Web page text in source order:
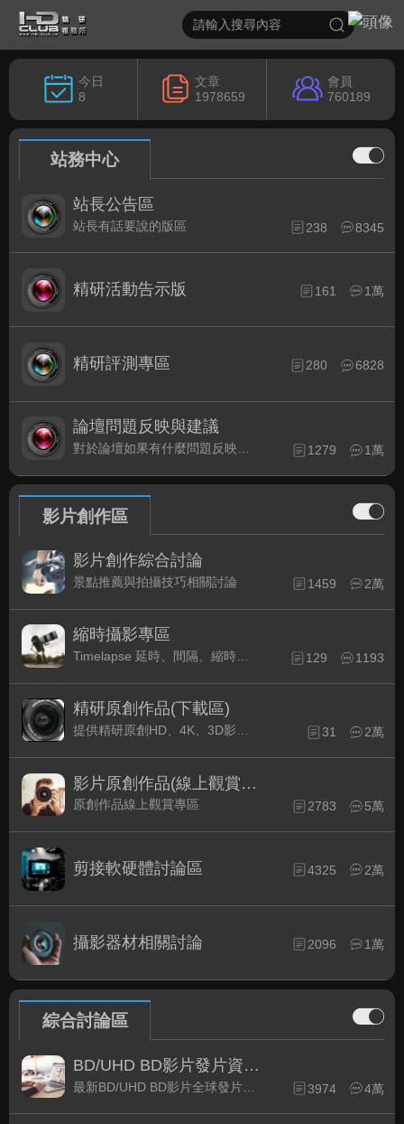
今日
8
文章
1978659
會員
760189
站務中心
站長公告區
站長有話要說的版區 238 8345
精研活動告示版 161 1萬
精研評測專區 280 6828
論壇問題反映與建議
對於論壇如果有什麼問題反映或是建議, 竭誠歡迎在這裡盡情發表 1279 1萬
影片創作區
影片創作綜合討論
景點推薦與拍攝技巧相關討論 1459 2萬
縮時攝影專區
129 1193
精研原創作品(下載區)
提供精研原創HD、4K、3D影片作品下載專區 31 2萬
影片原創作品(線上觀賞區)
原創作品線上觀賞專區 2783 5萬
剪接軟硬體討論區 4325 2萬
攝影器材相關討論 2096 1萬
綜合討論區
BD/UHD BD影片發片資訊
3974 4萬